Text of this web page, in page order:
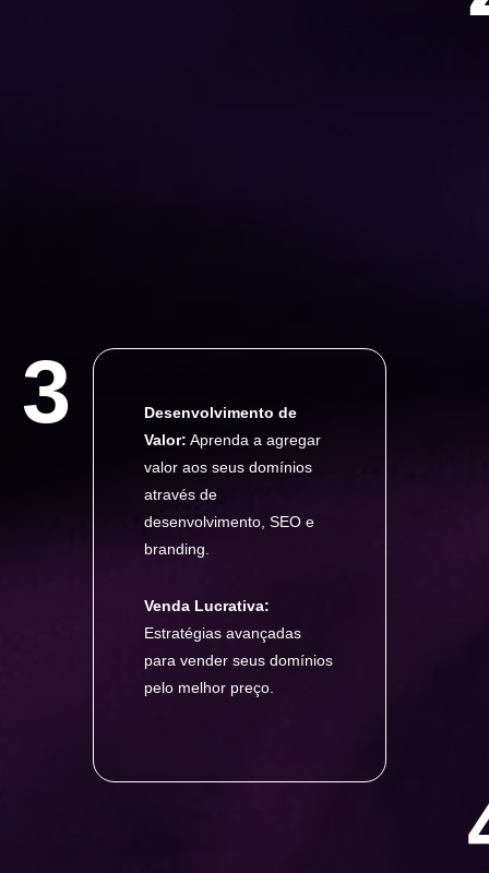
3
Desenvolvimento de
Valor: Aprenda a agregar
valor aos seus domínios
através de
desenvolvimento, SEO e
branding.
Venda Lucrativa:
Estratégias avançadas
para vender seus domínios
pelo melhor preço.